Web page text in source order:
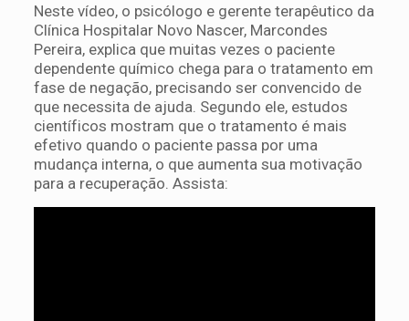
Neste vídeo, o psicólogo e gerente terapêutico da
Clínica Hospitalar Novo Nascer, Marcondes
Pereira, explica que muitas vezes o paciente
dependente químico chega para o tratamento em
fase de negação, precisando ser convencido de
que necessita de ajuda. Segundo ele, estudos
científicos mostram que o tratamento é mais
efetivo quando o paciente passa por uma
mudança interna, o que aumenta sua motivação
para a recuperação. Assista: